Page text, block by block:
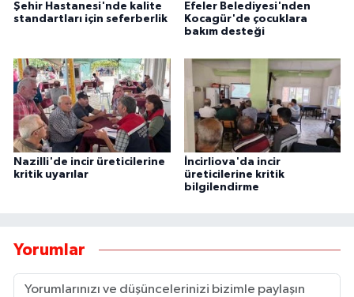
Şehir Hastanesi'nde kalite
standartları için seferberlik
Efeler Belediyesi'nden
Kocagür'de çocuklara
bakım desteği
Nazilli'de incir üreticilerine
kritik uyarılar
İncirliova'da incir
üreticilerine kritik
bilgilendirme
Yorumlar